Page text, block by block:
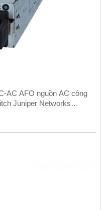
AC AFO nguồn AC công
Juniper Networks